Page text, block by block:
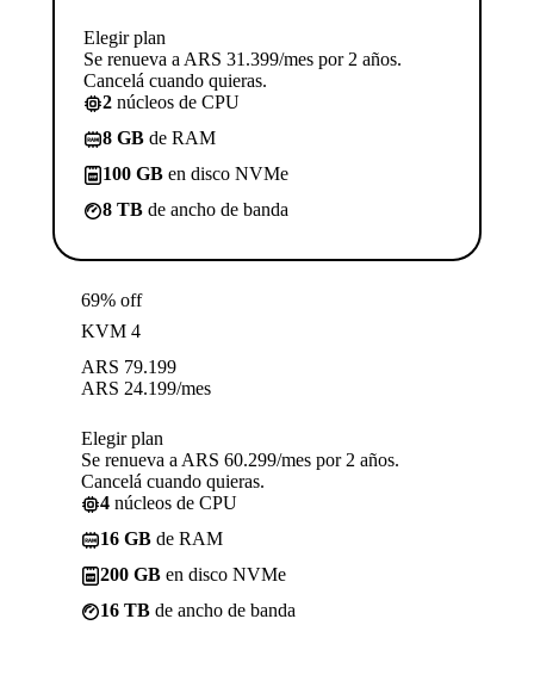
Elegir plan
Se renueva a ARS 31.399/mes por 2 años.
Cancelá cuando quieras.
2 núcleos de CPU
8 GB de RAM
100 GB en disco NVMe
8 TB de ancho de banda
69% off
KVM 4
ARS 79.199
ARS 24.199/mes
Elegir plan
Se renueva a ARS 60.299/mes por 2 años.
Cancelá cuando quieras.
4 núcleos de CPU
16 GB de RAM
200 GB en disco NVMe
16 TB de ancho de banda